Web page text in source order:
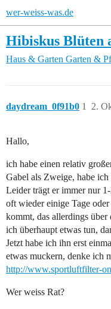
wer-weiss-was.de
Hibiskus Blüten
Haus & Garten Garten &
daydream_0f91b0 2.
1
Hallo,
ich habe einen relativ
Gabel als Zweige, habe
Leider trägt er immer nur
oft wieder einige Tage
kommt, das allerdings über
ich überhaupt etwas tun,
Jetzt habe ich ihn erst
etwas muckern, denke ich
http://www.sportluftfilter-
Wer weiss Rat?